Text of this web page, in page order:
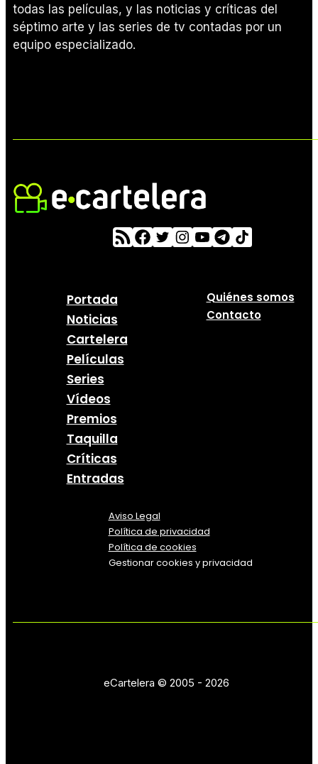
todas las películas, y las noticias y críticas del
séptimo arte y las series de tv contadas por un
equipo especializado.
Portada
Noticias
Cartelera
Películas
Series
Vídeos
Premios
Taquilla
Críticas
Entradas
Quiénes somos
Contacto
Aviso Legal
Política de privacidad
Política de cookies
Gestionar cookies y privacidad
eCartelera © 2005 - 2026